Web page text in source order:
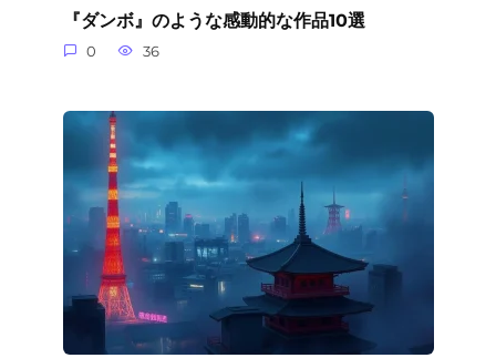
『ダンボ』のような感動的な作品10選
0 36